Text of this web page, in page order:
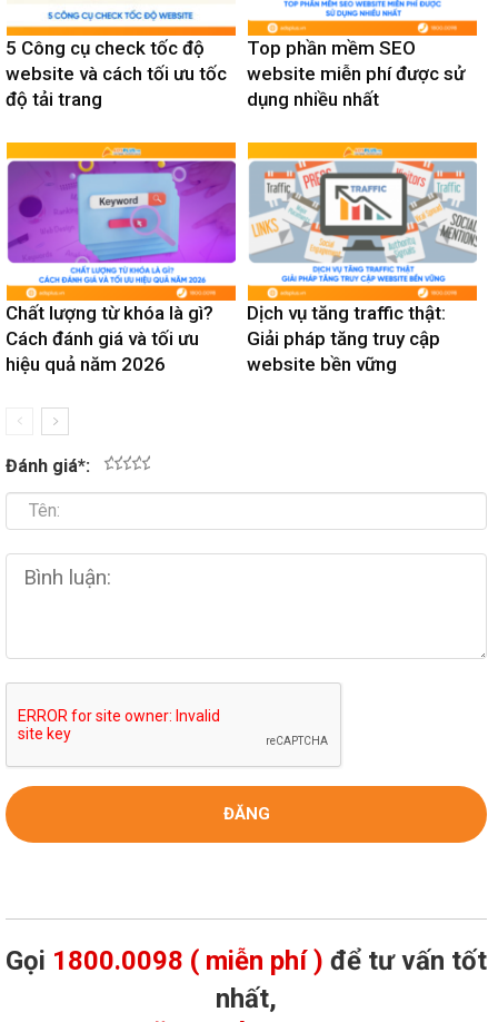
5 Công cụ check tốc độ
website và cách tối ưu tốc
độ tải trang
Top phần mềm SEO
website miễn phí được sử
dụng nhiều nhất
Chất lượng từ khóa là gì?
Cách đánh giá và tối ưu
hiệu quả năm 2026
Dịch vụ tăng traffic thật:
Giải pháp tăng truy cập
website bền vững
Đánh giá*:
Gọi 1800.0098 ( miễn phí ) để tư vấn tốt
nhất,